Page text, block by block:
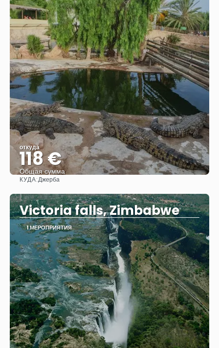
откуда
118 €
Общая сумма
КУДА:Джерба
Victoria falls, Zimbabwe
1 МЕРОПРИЯТИЯ